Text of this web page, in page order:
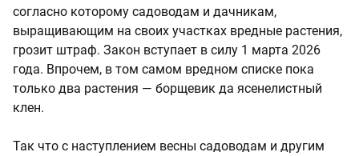
согласно которому садоводам и дачникам,
выращивающим на своих участках вредные растения,
грозит штраф. Закон вступает в силу 1 марта 2026
года. Впрочем, в том самом вредном списке пока
только два растения — борщевик да ясенелистный
клен.
Так что с наступлением весны садоводам и другим